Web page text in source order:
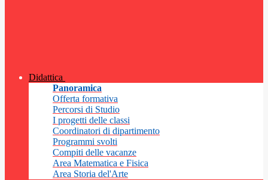
Didattica
Panoramica
Offerta formativa
Percorsi di Studio
I progetti delle classi
Coordinatori di dipartimento
Programmi svolti
Compiti delle vacanze
Area Matematica e Fisica
Area Storia del'Arte